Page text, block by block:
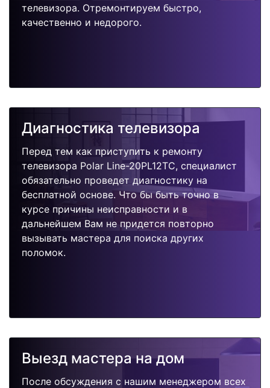
телевизора. Отремонтируем быстро,
качественно и недорого.
Диагностика телевизора
Перед тем как приступить к ремонту
телевизора Polar Line-20PL12TC, специалист
обязательно проведет диагностику на
бесплатной основе. Что бы быть точно в
курсе причины неисправности и в
дальнейшем Вам не придется повторно
вызывать мастера для поиска других
поломок.
Выезд мастера на дом
После обсуждения с нашим менеджером всех